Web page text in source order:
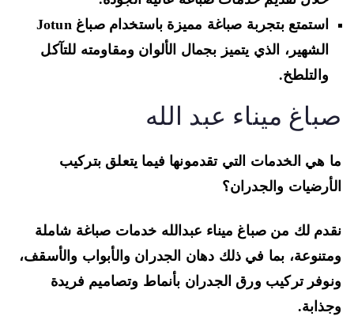
استمتع بتجربة صباغة مميزة باستخدام صباغ Jotun
الشهير، الذي يتميز بجمال الألوان ومقاومته للتآكل
والتلطخ.
ميناء عبد الله
هي الخدمات التي تقدمونها فيما يتعلق بتركيب
والجدران؟
لك من صباغ ميناء عبدالله خدمات صباغة شاملة
بما في ذلك دهان الجدران والأبواب والأسقف،
تركيب ورق الجدران بأنماط وتصاميم فريدة